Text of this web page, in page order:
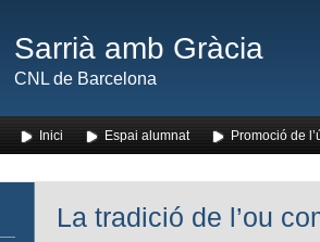
Sarrià amb Gràcia
CNL de Barcelona
Inici Espai alumnat Promoció de
La tradició de l’ou